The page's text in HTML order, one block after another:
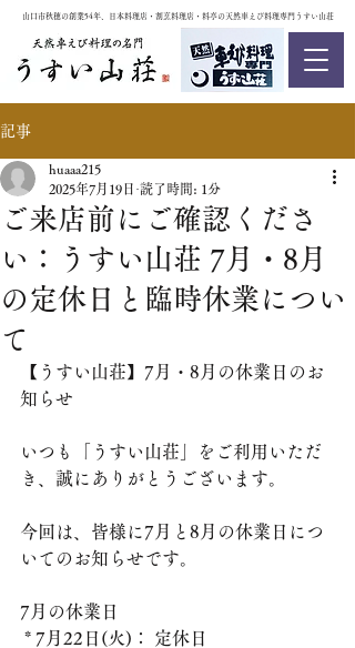
山口市秋穂の創業54年、日本料理店・割烹料理店・料亭の天然車えび料理専門うすい山荘
記事
ご来店前にご確認くださ
い：うすい山荘 7月・8月
の定休日と臨時休業につい
て
huaaa215
2025年7月19日 読了時間: 1分
【うすい山荘】7月・8月の休業日のお
知らせ
いつも「うすい山荘」をご利用いただ
き、誠にありがとうございます。
今回は、皆様に7月と8月の休業日につ
いてのお知らせです。
7月の休業日
* 7月22日(火)： 定休日